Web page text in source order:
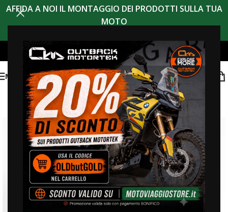
AFFIDA A NOI IL MONTAGGIO DEI PRODOTTI SULLA TUA
MOTO
MENU